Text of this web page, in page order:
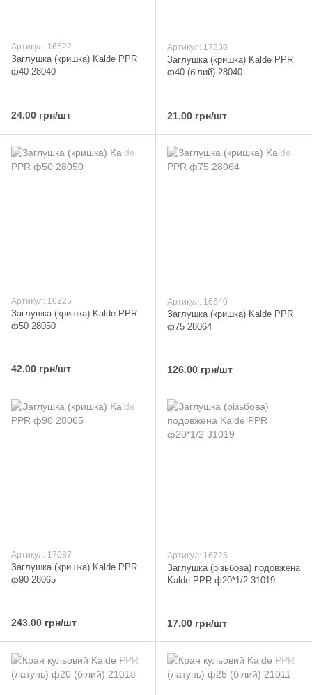
Артикул: 16522
Заглушка (кришка) Kalde PPR
ф40 28040
24.00 грн/шт
Артикул: 17830
Заглушка (кришка) Kalde PPR
ф40 (білий) 28040
21.00 грн/шт
Артикул: 16225
Заглушка (кришка) Kalde PPR
ф50 28050
42.00 грн/шт
Артикул: 16540
Заглушка (кришка) Kalde PPR
ф75 28064
126.00 грн/шт
Артикул: 17087
Заглушка (кришка) Kalde PPR
ф90 28065
243.00 грн/шт
Артикул: 16725
Заглушка (різьбова) подовжена
Kalde PPR ф20*1/2 31019
17.00 грн/шт